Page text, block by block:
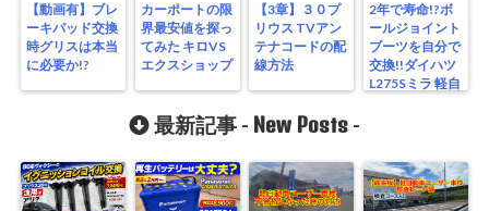
【動画有】ブレ
ーキパッド交換
時グリスは本当
に必要か!?
カーポートの限
界最安値を探っ
てみた キロVS
エクスショップ
【3章】３０プ
リウス TVアン
テナコードの配
線方法
2年で寿命!?ボ
ールジョイント
ブーツを自分で
交換!!ダイハツ
L275Sミラ 軽自
最新記事 - New Posts -